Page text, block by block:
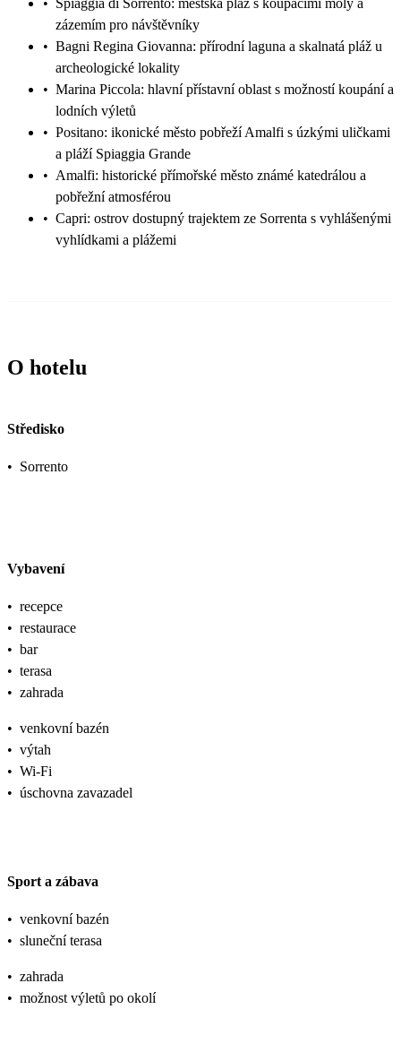
• Spiaggia di Sorrento: městská pláž s koupacími moly a
zázemím pro návštěvníky
• Bagni Regina Giovanna: přírodní laguna a skalnatá pláž u
archeologické lokality
• Marina Piccola: hlavní přístavní oblast s možností koupání a
lodních výletů
• Positano: ikonické město pobřeží Amalfi s úzkými uličkami
a pláží Spiaggia Grande
• Amalfi: historické přímořské město známé katedrálou a
pobřežní atmosférou
• Capri: ostrov dostupný trajektem ze Sorrenta s vyhlášenými
vyhlídkami a plážemi
O hotelu
Středisko
• Sorrento
Vybavení
• recepce
• restaurace
• bar
• terasa
• zahrada
• venkovní bazén
• výtah
• Wi-Fi
• úschovna zavazadel
Sport a zábava
• venkovní bazén
• sluneční terasa
• zahrada
• možnost výletů po okolí